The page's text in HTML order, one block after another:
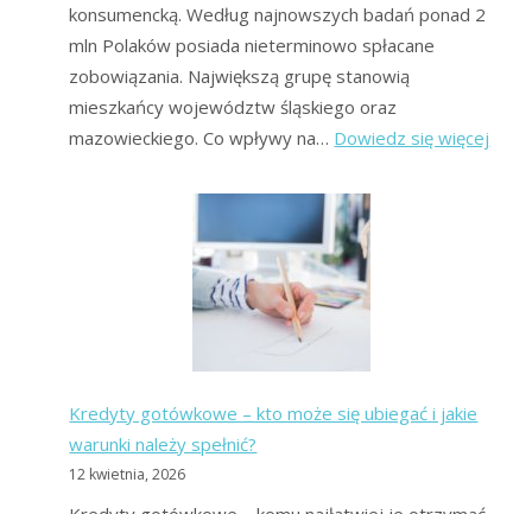
konsumencką. Według najnowszych badań ponad 2
mln Polaków posiada nieterminowo spłacane
zobowiązania. Największą grupę stanowią
mieszkańcy województw śląskiego oraz
mazowieckiego. Co wpływy na… Dowiedz się więcej
Kredyty gotówkowe – kto może się ubiegać i jakie
warunki należy spełnić?
12 kwietnia, 2026